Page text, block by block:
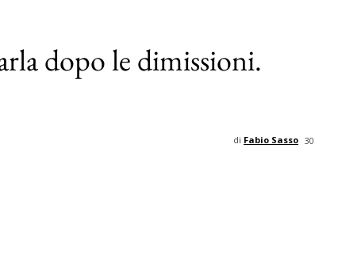
dopo le dimissioni.
30
di Fabio Sasso